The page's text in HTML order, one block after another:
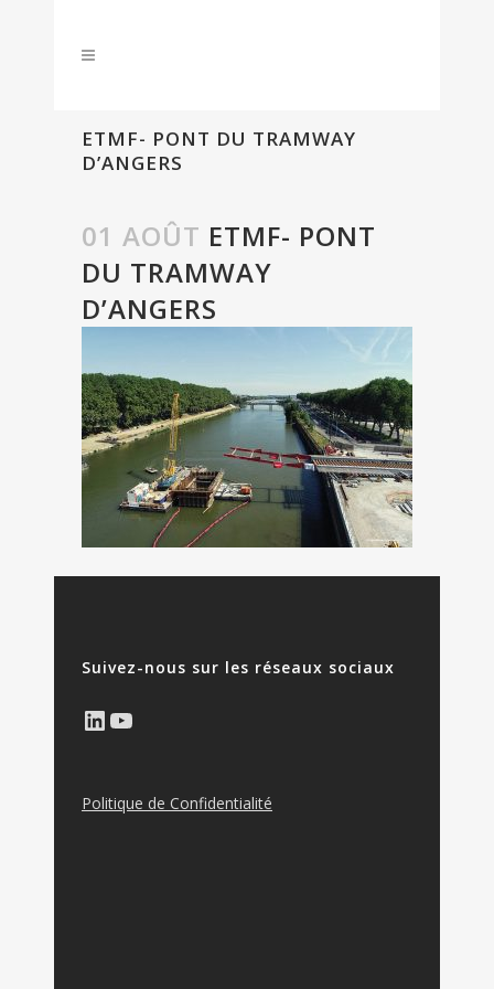
ETMF- PONT DU TRAMWAY
D’ANGERS
01 AOÛT ETMF- PONT
DU TRAMWAY
D’ANGERS
Suivez-nous sur les réseaux sociaux
LinkedIn
YouTube
Politique de Confidentialité